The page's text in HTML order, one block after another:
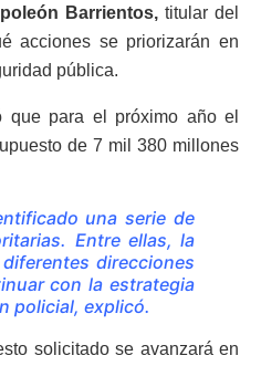
Barrientos, titular del
acciones se priorizarán en
pública.
que para el próximo año el
de 7 mil 380 millones
una serie de
Entre ellas, la
direcciones
con la estrategia
policial, explicó.
solicitado se avanzará en